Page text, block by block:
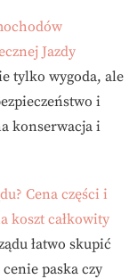
Jazdy
tylko wygoda, ale
i
konserwacja i
Cena części i
koszt całkowity
łatwo skupić
paska czy